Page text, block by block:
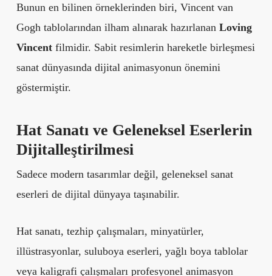
Bunun en bilinen örneklerinden biri, Vincent van
Gogh tablolarından ilham alınarak hazırlanan Loving
Vincentfilmidir. Sabit resimlerin hareketle birleşmesi
sanat dünyasında dijital animasyonun önemini
göstermiştir.
Hat Sanatı ve Geleneksel Eserlerin
Dijitalleştirilmesi
Sadece modern tasarımlar değil, geleneksel sanat
eserleri de dijital dünyaya taşınabilir.
Hat sanatı, tezhip çalışmaları, minyatürler,
illüstrasyonlar, suluboya eserleri, yağlı boya tablolar
veya kaligrafi çalışmaları profesyonel animasyon